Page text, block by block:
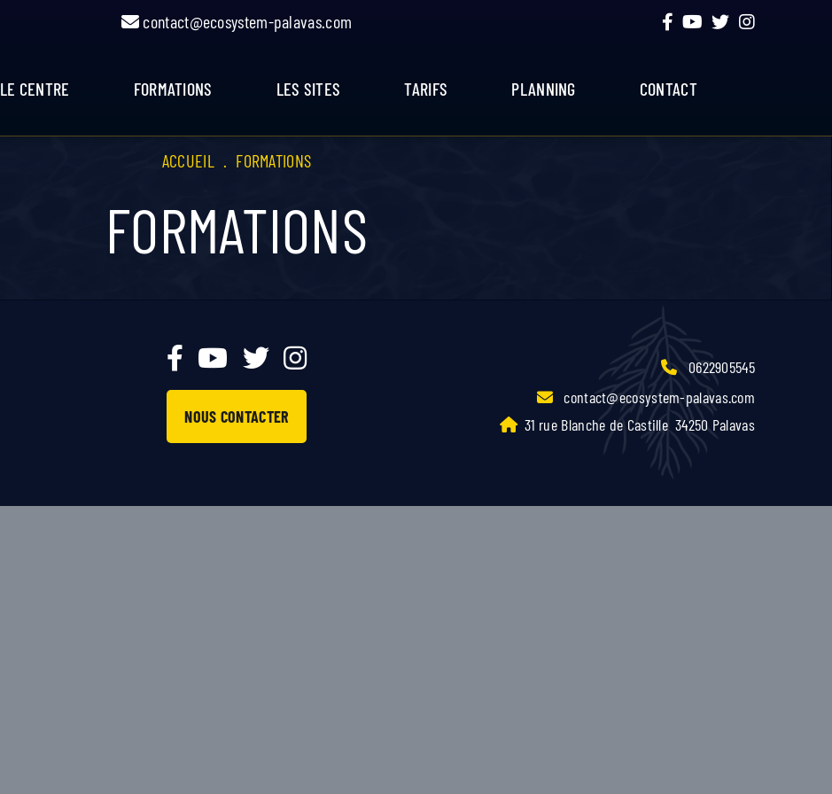
contact@ecosystem-palavas.com
LE CENTRE FORMATIONS LES SITES TARIFS PLANNING CONTACT
ACCUEIL . FORMATIONS
FORMATIONS
NOUS CONTACTER
0622905545
contact@ecosystem-palavas.com
31 rue Blanche de Castille 34250 Palavas